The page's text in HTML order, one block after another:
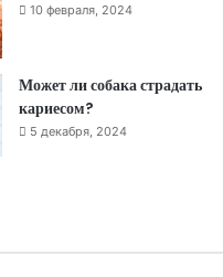
10 февраля, 2024
Может ли собака страдать
кариесом?
5 декабря, 2024